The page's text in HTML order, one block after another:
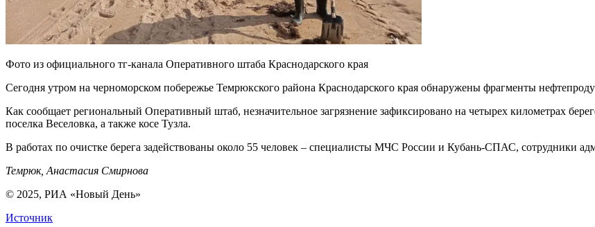
Фото из официального тг-канала Оперативного штаба Краснодарского края
Сегодня утром на черноморском побережье Темрюкского района Краснодарского края обнаружены фрагменты
Как сообщает региональный Оперативный штаб, незначительное загрязнение зафиксировано на четырех километрах
поселка Веселовка, а также косе Тузла.
В работах по очистке берега задействованы около 55 человек – специалисты МЧС России и Кубань-СПАС, сотрудники
Темрюк, Анастасия Смирнова
© 2025, РИА «Новый День»
Источник